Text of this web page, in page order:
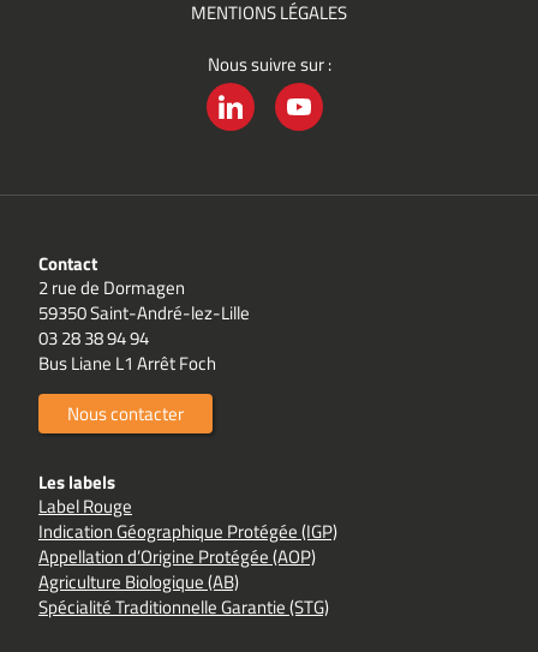
MENTIONS LÉGALES
Nous suivre sur :
Contact
2 rue de Dormagen
59350 Saint-André-lez-Lille
03 28 38 94 94
Bus Liane L1 Arrêt Foch
Nous contacter
Les labels
Label Rouge
Indication Géographique Protégée (IGP)
Appellation d’Origine Protégée (AOP)
Agriculture Biologique (AB)
Spécialité Traditionnelle Garantie (STG)